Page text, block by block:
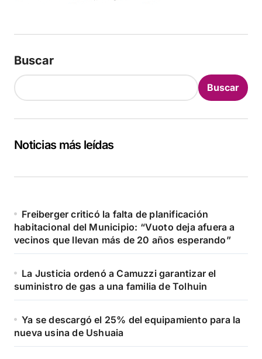
Buscar
Buscar
Noticias más leídas
Freiberger criticó la falta de planificación
habitacional del Municipio: “Vuoto deja afuera a
vecinos que llevan más de 20 años esperando”
La Justicia ordenó a Camuzzi garantizar el
suministro de gas a una familia de Tolhuin
Ya se descargó el 25% del equipamiento para la
nueva usina de Ushuaia